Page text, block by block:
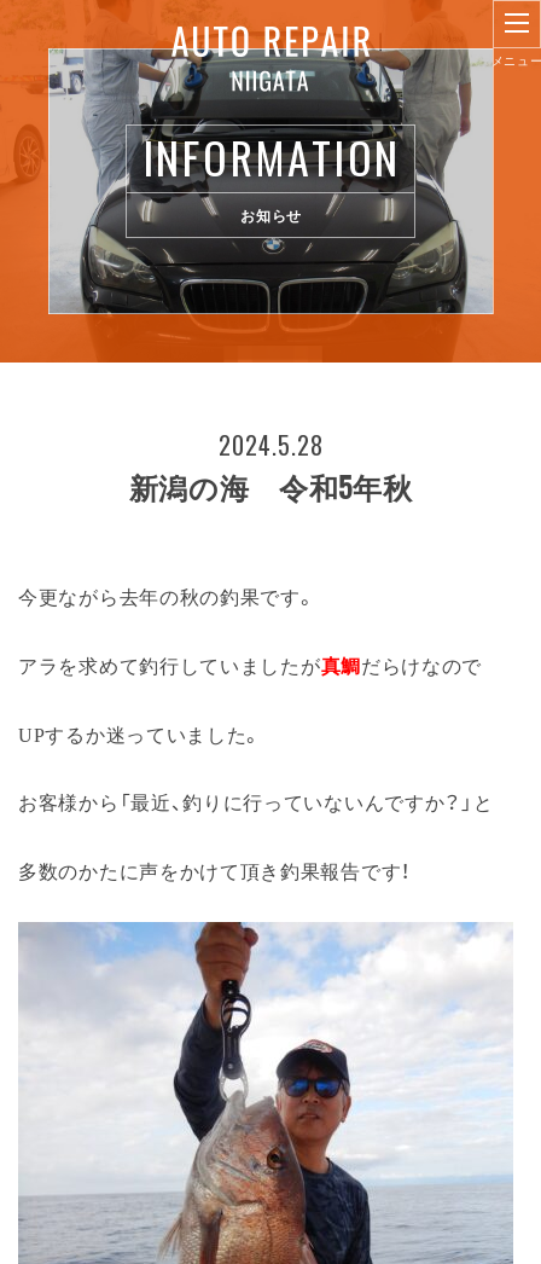
INFORMATION
お知らせ
2024.5.28
新潟の海 令和5年秋
今更ながら去年の秋の釣果です。
アラを求めて釣行していましたが真鯛だらけなので
UPするか迷っていました。
お客様から「最近、釣りに行っていないんですか？」と
多数のかたに声をかけて頂き釣果報告です！